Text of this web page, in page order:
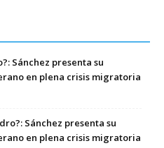
Sánchez presenta su
en plena crisis migratoria
Sánchez presenta su
en plena crisis migratoria